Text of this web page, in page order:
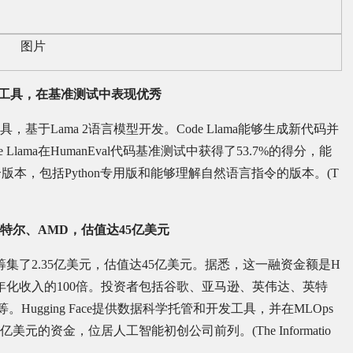
具，在基准测试中表现优秀
，基于Lama 2语言模型开发。Code Llama能够生成新代码并
在HumanEval代码基准测试中获得了53.7%的得分，能
本，包括Python专用版和能够理解自然语言指令的版本。(T
尔、AMD，估值达45亿美元
了2.35亿美元，估值达45亿美元。据悉，这一融资金额是H
化收入的100倍。投资者包括谷歌、亚马逊、英伟达、英特
。Hugging Face提供数据科学托管和开发工具，并在MLOps
美元的资金，位居人工智能初创公司前列。(The Informatio